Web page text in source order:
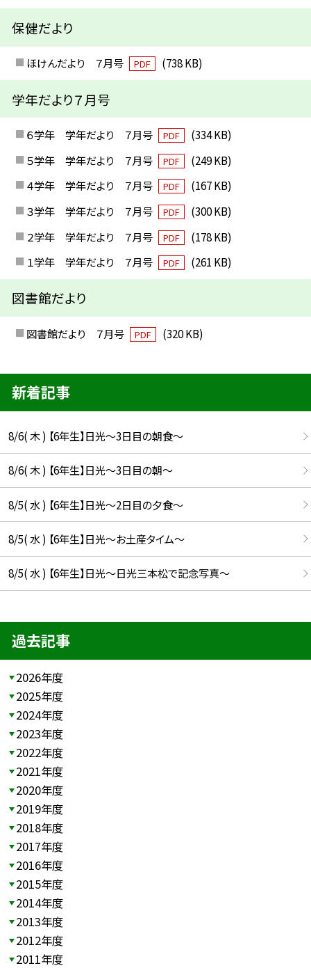
保健だより
ほけんだより ７月号 PDF (738 KB)
学年だより７月号
６学年 学年だより ７月号 PDF
(334 KB)
５学年 学年だより ７月号
PDF
(249 KB)
４学年 学年だより ７月号
PDF
(167 KB)
３学年 学年だより ７月号
PDF
(300 KB)
２学年 学年だより ７月号
PDF
(178 KB)
１学年 学年だより ７月号
PDF (261 KB)
図書館だより
図書館だより ７月号 PDF (320 KB)
新着記事
8/6( 木 ) 【6年生】日光〜3日目の朝食〜
8/6( 木 ) 【6年生】日光〜3日目の朝〜
8/5( 水 ) 【6年生】日光〜2日目の夕食〜
8/5( 水 ) 【6年生】日光〜お土産タイム〜
8/5( 水 ) 【6年生】日光〜日光三本松で記念写真〜
過去記事
2026年度
2025年度
2024年度
2023年度
2022年度
2021年度
2020年度
2019年度
2018年度
2017年度
2016年度
2015年度
2014年度
2013年度
2012年度
2011年度